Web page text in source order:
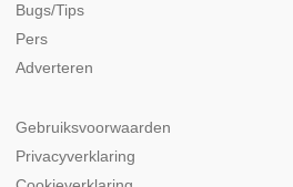
Bugs/Tips
Pers
Adverteren
Gebruiksvoorwaarden
Privacyverklaring